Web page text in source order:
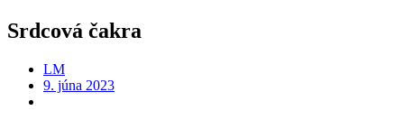
Srdcová čakra
LM
9. júna 2023